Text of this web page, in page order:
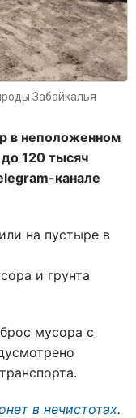
Забайкалья
в неположенном
120 тысяч
канале
на пустыре в
и грунта
мусора с
в нечистотах.